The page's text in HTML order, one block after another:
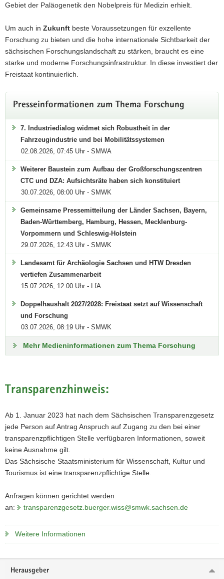
Gebiet der Paläogenetik den Nobelpreis für Medizin erhielt.
Um auch in Zukunft beste Voraussetzungen für exzellente
Forschung zu bieten und die hohe internationale Sichtbarkeit der
sächsischen Forschungslandschaft zu stärken, braucht es eine
starke und moderne Forschungsinfrastruktur. In diese investiert der
Freistaat kontinuierlich.
Presseinformationen zum Thema Forschung
7. Industriedialog widmet sich Robustheit in der
Fahrzeugindustrie und bei Mobilitätssystemen
02.08.2026, 07:45 Uhr - SMWA
Weiterer Baustein zum Aufbau der Großforschungszentren
CTC und DZA: Aufsichtsräte haben sich konstituiert
30.07.2026, 08:00 Uhr - SMWK
Gemeinsame Pressemitteilung der Länder Sachsen, Bayern,
Baden-Württemberg, Hamburg, Hessen, Mecklenburg-
Vorpommern und Schleswig-Holstein
29.07.2026, 12:43 Uhr - SMWK
Landesamt für Archäologie Sachsen und HTW Dresden
vertiefen Zusammenarbeit
15.07.2026, 12:00 Uhr - LfA
Doppelhaushalt 2027/2028: Freistaat setzt auf Wissenschaft
und Forschung
03.07.2026, 08:19 Uhr - SMWK
Mehr Medieninformationen zum Thema Forschung
Transparenzhinweis:
Ab 1. Januar 2023 hat nach dem Sächsischen Transparenzgesetz
jede Person auf Antrag Anspruch auf Zugang zu den bei einer
transparenzpflichtigen Stelle verfügbaren Informationen, soweit
keine Ausnahme gilt.
Das Sächsische Staatsministerium für Wissenschaft, Kultur und
Tourismus ist eine transparenzpflichtige Stelle.
Anfragen können gerichtet werden
an:
transparenzgesetz.buerger.wiss@smwk.sachsen.de
Weitere Informationen
Footer-
Herausgeber